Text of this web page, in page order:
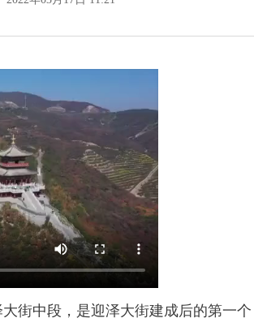
街中段，是迎泽大街建成后的第一个